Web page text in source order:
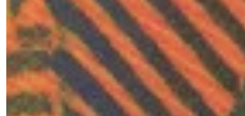
Colecionáveis
Cursos On line